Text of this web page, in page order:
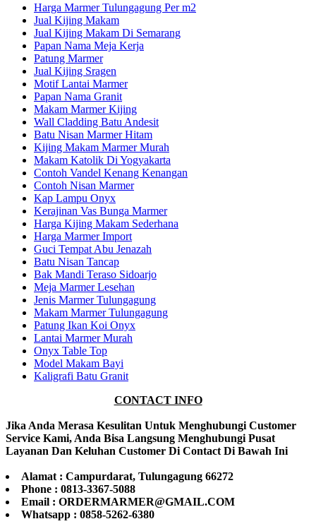
Harga Marmer Tulungagung Per m2
Jual Kijing Makam
Jual Kijing Makam Di Semarang
Papan Nama Meja Kerja
Patung Marmer
Jual Kijing Sragen
Motif Lantai Marmer
Papan Nama Granit
Makam Marmer Kijing
Wall Cladding Batu Andesit
Batu Nisan Marmer Hitam
Kijing Makam Marmer Murah
Makam Katolik Di Yogyakarta
Contoh Vandel Kenang Kenangan
Contoh Nisan Marmer
Kap Lampu Onyx
Kerajinan Vas Bunga Marmer
Harga Kijing Makam Sederhana
Harga Marmer Import
Guci Tempat Abu Jenazah
Batu Nisan Tancap
Bak Mandi Teraso Sidoarjo
Meja Marmer Lesehan
Jenis Marmer Tulungagung
Makam Marmer Tulungagung
Patung Ikan Koi Onyx
Lantai Marmer Murah
Onyx Table Top
Model Makam Bayi
Kaligrafi Batu Granit
CONTACT INFO
Jika Anda Merasa Kesulitan Untuk Menghubungi Customer
Service Kami, Anda Bisa Langsung Menghubungi Pusat
Layanan Dan Keluhan Customer Di Contact Di Bawah Ini
Alamat : Campurdarat, Tulungagung 66272
Phone : 0813-3367-5088
Email : ORDERMARMER@GMAIL.COM
Whatsapp : 0858-5262-6380